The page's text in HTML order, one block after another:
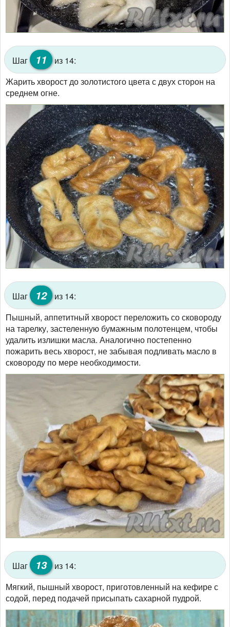
Шаг 11 из 14:
Жарить хворост до золотистого цвета с двух сторон на
среднем огне.
Шаг 12 из 14:
Пышный, аппетитный хворост переложить со сковороду
на тарелку, застеленную бумажным полотенцем, чтобы
удалить излишки масла. Аналогично постепенно
пожарить весь хворост, не забывая подливать масло в
сковороду по мере необходимости.
Шаг 13 из 14:
Мягкий, пышный хворост, приготовленный на кефире с
содой, перед подачей присыпать сахарной пудрой.